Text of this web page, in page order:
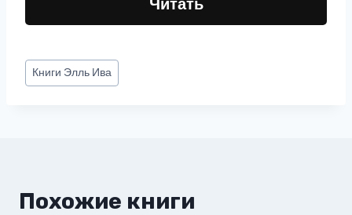
Читать
Метки
записи:
Книги Элль Ива
Похожие книги